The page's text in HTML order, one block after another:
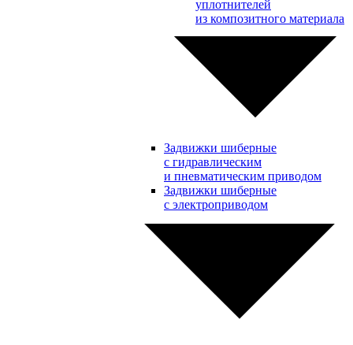
уплотнителей
из композитного материала
Задвижки шиберные
с гидравлическим
и пневматическим приводом
Задвижки шиберные
с электроприводом